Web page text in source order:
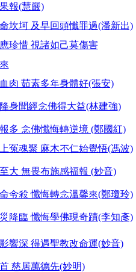
報(慧嚴)
坎坷 及早回頭懺罪過(潘新出)
珍惜 視諸如己莫傷害
肉 茹素多年身體好(張安)
身聞經念佛得大益(林建強)
多 念佛懺悔轉逆境 (鄭國紅)
冤魂聚 麻木不仁始覺悟(馮波)
大 無畏布施感福報 (妙音)
令殺 懺悔轉念溫馨來(鄭瓊玲)
降臨 懺悔學佛現奇蹟(李知彥)
響深 得遇聖教改命運(妙音)
慈居萬德先(妙明)